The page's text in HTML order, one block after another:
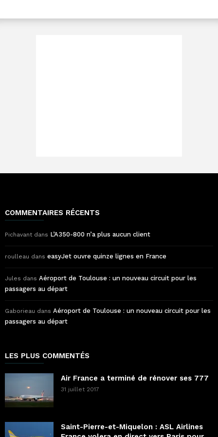
COMMENTAIRES RÉCENTS
Pichavant dans L’A350-800 n’a plus aucun client
roulleau dans easyJet ouvre quinze lignes en France
Jules dans Aéroport de Toulouse : un nouveau circuit pour les
passagers au départ
Gaborieau dans Aéroport de Toulouse : un nouveau circuit pour les
passagers au départ
LES PLUS COMMENTÉS
Air France a terminé de rénover ses 777
31 juillet 2017
Saint-Pierre-et-Miquelon : ASL Airlines